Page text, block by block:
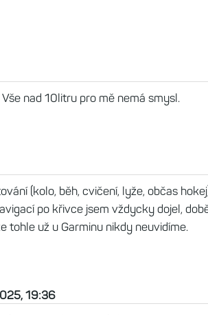
na hodnotě nebo, to se prostě neřeší. To